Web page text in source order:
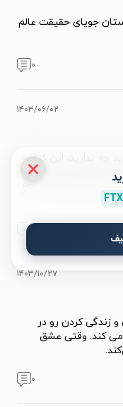
جویای حقیقت عالم
۰
۱۴۰۳/۰۶/۰۲
چه ندارید، این کتاب
فکر فرو میرید. این
و مرهمی میشه بر داغِ
۱۴۰۳/۱۰/۲۷
زندگی کردن رو در
می کند. وقتی عشق
۰